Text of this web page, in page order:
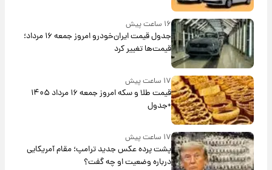
۱۶ ساعت پیش
جدول قیمت ایران‌خودرو امروز جمعه ۱۶ مرداد؛
قیمت‌ها تغییر کرد
۱۷ ساعت پیش
قیمت طلا و سکه امروز جمعه ۱۶ مرداد ۱۴۰۵
+جدول
۱۷ ساعت پیش
پشت پرده عکس جدید ترامپ؛ مقام آمریکایی
درباره وضعیت او چه گفت؟